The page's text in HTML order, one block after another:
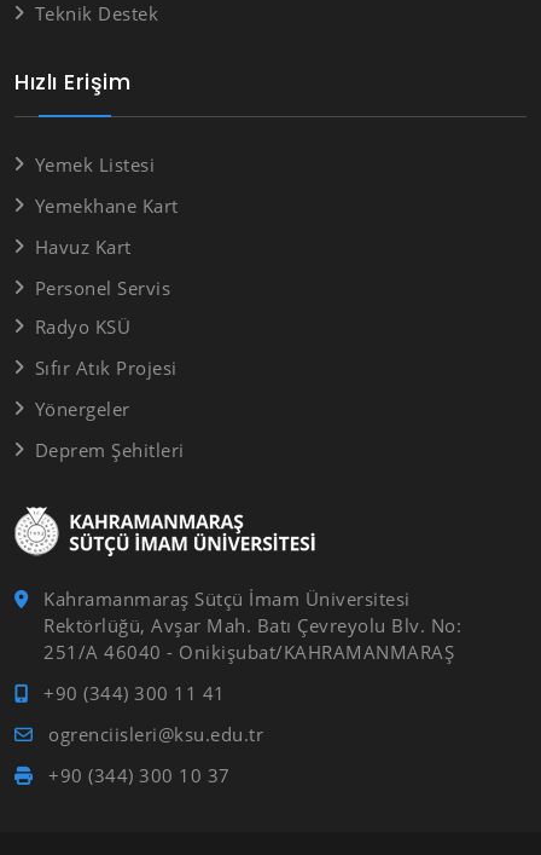
Kahramanmaraş Sütçü İmam Üniversitesi
Rektörlüğü, Avşar Mah. Batı Çevreyolu Blv. No:
251/A 46040 - Onikişubat/KAHRAMANMARAŞ
+90 (344) 300 11 41
ogrenciisleri@ksu.edu.tr
+90 (344) 300 10 37
Hızlı Erişim
Yemek Listesi
Yemekhane Kart
Havuz Kart
Personel Servis
Radyo KSÜ
Sıfır Atık Projesi
Yönergeler
Deprem Şehitleri
Teknik Destek